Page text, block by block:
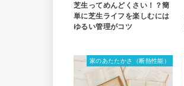
芝生ってめんどくさい！？簡
単に芝生ライフを楽しむには
ゆるい管理がコツ
家のあたたかさ（断熱性能）